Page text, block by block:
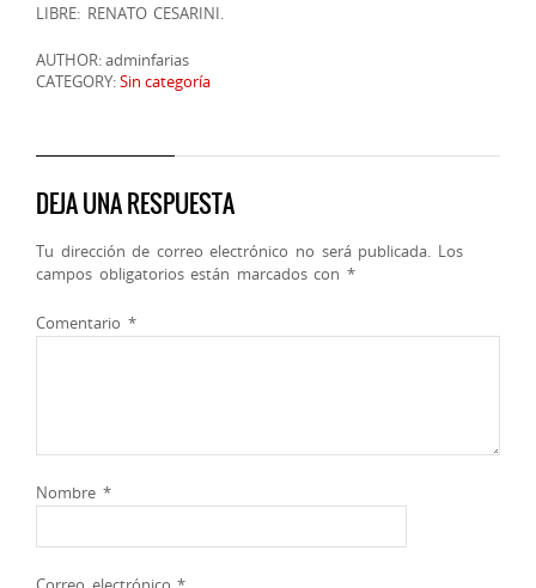
LIBRE: RENATO CESARINI.
AUTHOR: adminfarias
CATEGORY:Sin categoría
DEJA UNA RESPUESTA
Tu dirección de correo electrónico no será publicada. Los
campos obligatorios están marcados con *
Comentario *
Nombre *